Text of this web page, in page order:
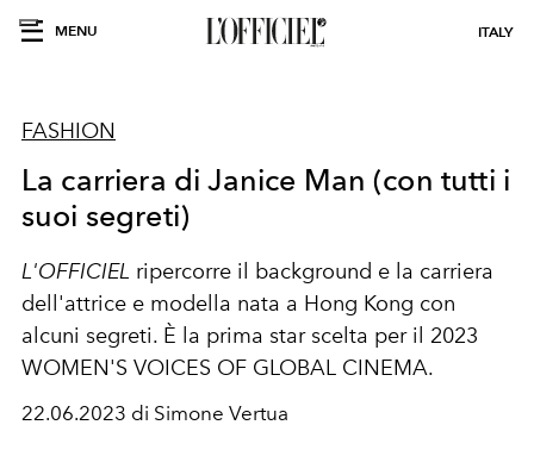
MENU ITALY
FASHION
La carriera di Janice Man (con tutti i
suoi segreti)
L'OFFICIEL ripercorre il background e la carriera
dell'attrice e modella nata a Hong Kong con
alcuni segreti. È la prima star scelta per il 2023
WOMEN'S VOICES OF GLOBAL CINEMA.
22.06.2023 di Simone Vertua